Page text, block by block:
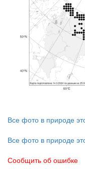
Все фото в природе
Все фото в природе
Сообщить об ошибке